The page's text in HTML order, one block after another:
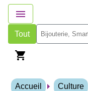
Tout
Accueil Culture